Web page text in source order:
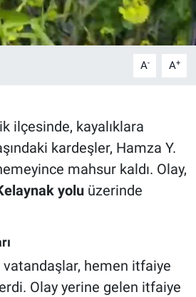
A- A+
ilçesinde, kayalıklara
kardeşler, Hamza Y.
mahsur kaldı. Olay,
yoluüzerinde
hemen itfaiye
Olay yerine gelen itfaiye